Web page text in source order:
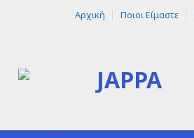
Αρχική Ποιοι Είμαστε